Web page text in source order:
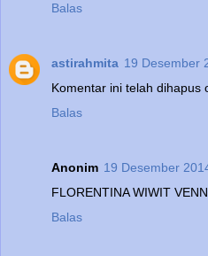
Balas
astirahmita 19 Desember
Komentar ini telah dihapus
Balas
Anonim 19 Desember
FLORENTINA WIWIT
Balas